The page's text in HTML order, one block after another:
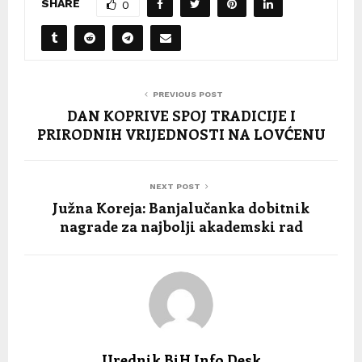
SHARE 0
PREVIOUS POST
DAN KOPRIVE SPOJ TRADICIJE I
PRIRODNIH VRIJEDNOSTI NA LOVĆENU
NEXT POST
Južna Koreja: Banjalučanka dobitnik
nagrade za najbolji akademski rad